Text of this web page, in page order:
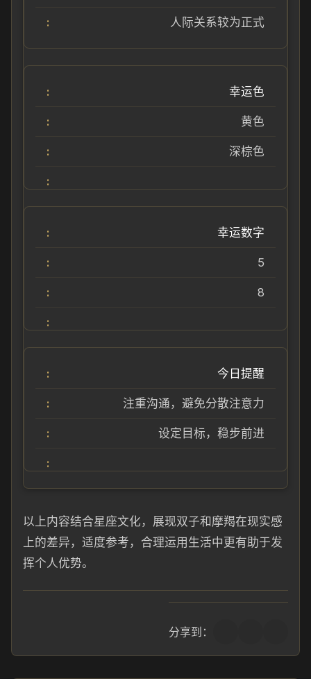
人际关系较为正式
幸运色
黄色
深棕色
幸运数字
5
8
今日提醒
注重沟通，避免分散注意力
设定目标，稳步前进
以上内容结合星座文化，展现双子和摩羯在现实感
上的差异，适度参考，合理运用生活中更有助于发
挥个人优势。
分享到：